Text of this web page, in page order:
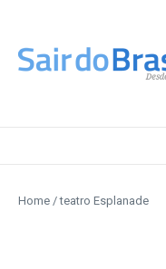
Home /teatro Esplanade